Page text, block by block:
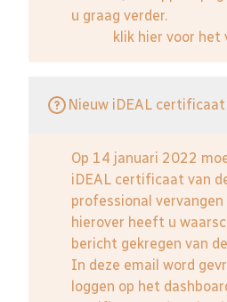
u graag verder.
klik hier voor het
Nieuw iDEAL
Op 14 januari 2022
iDEAL certificaat van
professional vervangen
hierover heeft u
bericht gekregen van
In deze email word
loggen op het